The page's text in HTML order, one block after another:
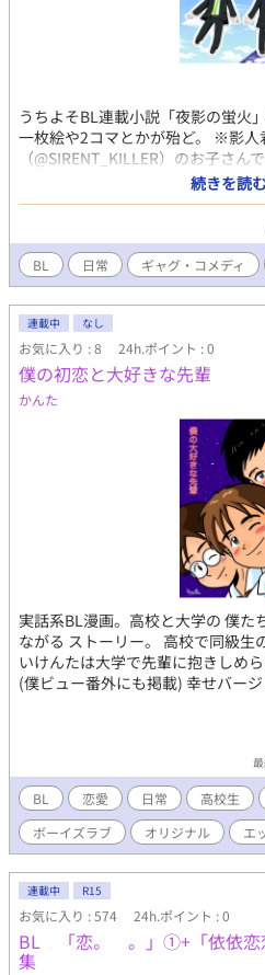
うちよそBL連載小説「夜影の蛍火
一枚絵や2コマとかが殆ど。 ※影人
（@SIRENT_KILLER）のお子さ
人君のイラストも望月キラさん画
https://www.alphapolis.co.jp/
続きを読
BL 日常 ギャグ・コメディ
連載中 なし
お気に入り : 8 24h.ポイント : 0
僕の初恋と大好きな先輩
かんた
実話系BL漫画。高校と大学の 僕た
ながる ストーリー。 高校で同級生
いけんたは大学で先輩に抱きしめ
(僕ビュー番外にも掲載) 幸せバー
BL 恋愛 日常 高校生
ボーイズラブ
オリジナル エ
連載中 R15
お気に入り : 574 24h.ポイント : 0
BL 「恋。 。」①+「依依恋
集